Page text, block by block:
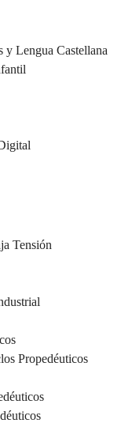
y Lengua Castellana
Tensión
Propedéuticos